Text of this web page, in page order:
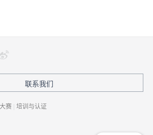
联系我们
赛 | 培训与认证